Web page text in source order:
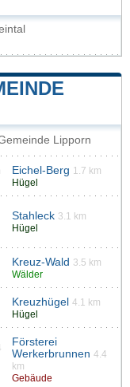
Lipporn
Eichel-Berg 1.7 km
Hügel
Stahleck 3.1 km
Hügel
Kreuz-Wald 3.5 km
Wälder
Kreuzhügel 4.1 km
Hügel
Försterei
Werkerbrunnen 4.4
km
Gebäude